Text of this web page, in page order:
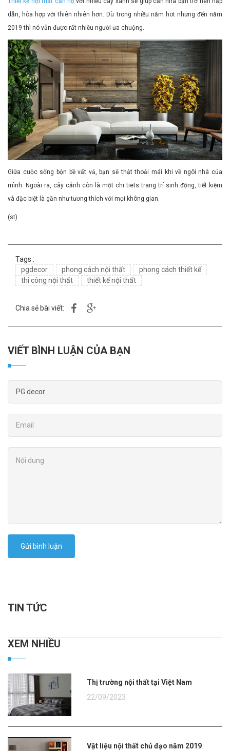
dẫn, hòa hợp với thiên nhiên hơn. Dù trong nhiều năm hot nhưng đến năm
2019 thì nó vẫn được rất nhiều người ưa chuộng.
Giữa cuộc sống bộn bề vất vả, bạn sẽ thật thoải mái khi về ngôi nhà của
mình. Ngoài ra, cây cảnh còn là một chi tiets trang trí sinh động, tiết kiệm
và đặc biệt là gần như tương thích với mọi không gian.
(st)
Tags :
pgdecor
phong cách nội thất
phong cách thiết kế
thi công nội thất
thiết kế nội thất
Chia sẻ bài viết:
VIẾT BÌNH LUẬN CỦA BẠN
Gửi bình luận
TIN TỨC
XEM NHIỀU
Thị trường nội thất tại Việt Nam
22/09/2023
Vật liệu nội thất chủ đạo năm 2019